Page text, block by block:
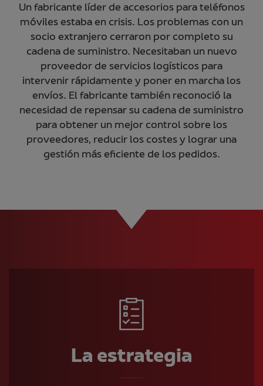
Un fabricante líder de accesorios para teléfonos
móviles estaba en crisis. Los problemas con un
socio extranjero cerraron por completo su
cadena de suministro. Necesitaban un nuevo
proveedor de servicios logísticos para
intervenir rápidamente y poner en marcha los
envíos. El fabricante también reconoció la
necesidad de repensar su cadena de suministro
para obtener un mejor control sobre los
proveedores, reducir los costes y lograr una
gestión más eficiente de los pedidos.
La estrategia